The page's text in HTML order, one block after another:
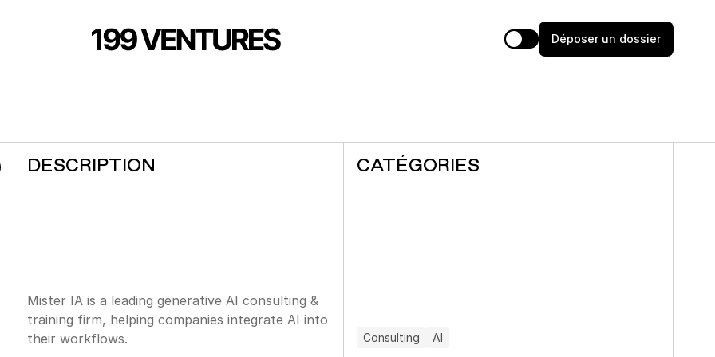
DESCRIPTION
Mister IA is a leading generative AI consulting &
training firm, helping companies integrate AI into
their workflows.
CATÉGORIES
Consulting AI
Déposer un dossier